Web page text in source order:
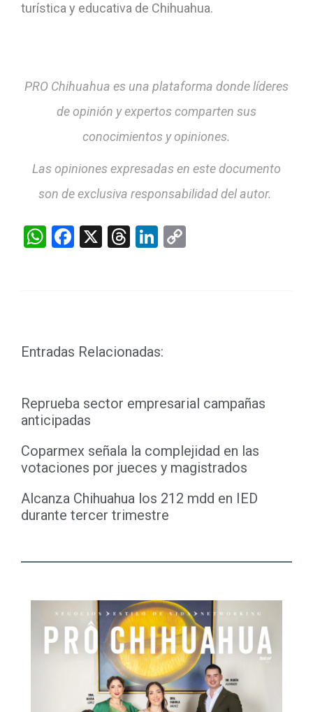
turística y educativa de Chihuahua.
PRO Chihuahua es una plataforma donde líderes
de opinión y expertos comparten sus
conocimientos y opiniones.
Las opiniones expresadas en este documento
son de exclusiva responsabilidad del autor.
WhatsApp
Facebook
X Threads
LinkedIn
Entradas Relacionadas:
Reprueba sector empresarial campañas
anticipadas
Coparmex señala la complejidad en las
votaciones por jueces y magistrados
Alcanza Chihuahua los 212 mdd en IED
durante tercer trimestre